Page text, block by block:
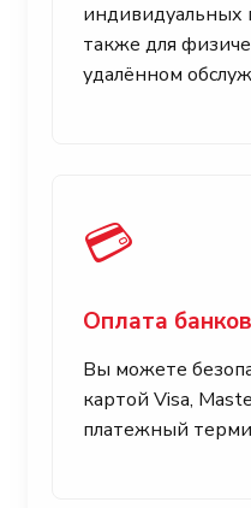
индивидуальных
также для
удалённом
💳
Оплата
Вы можете
картой Visa,
платежный